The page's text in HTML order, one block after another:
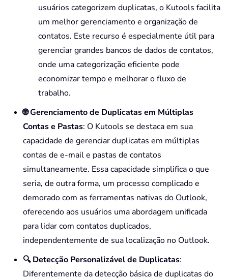
usuários categorizem duplicatas, o Kutools facilita
um melhor gerenciamento e organização de
contatos. Este recurso é especialmente útil para
gerenciar grandes bancos de dados de contatos,
onde uma categorização eficiente pode
economizar tempo e melhorar o fluxo de
trabalho.
🌐 Gerenciamento de Duplicatas em Múltiplas
Contas e Pastas: O Kutools se destaca em sua
capacidade de gerenciar duplicatas em múltiplas
contas de e-mail e pastas de contatos
simultaneamente. Essa capacidade simplifica o que
seria, de outra forma, um processo complicado e
demorado com as ferramentas nativas do Outlook,
oferecendo aos usuários uma abordagem unificada
para lidar com contatos duplicados,
independentemente de sua localização no Outlook.
🔍 Detecção Personalizável de Duplicatas:
Diferentemente da detecção básica de duplicatas do